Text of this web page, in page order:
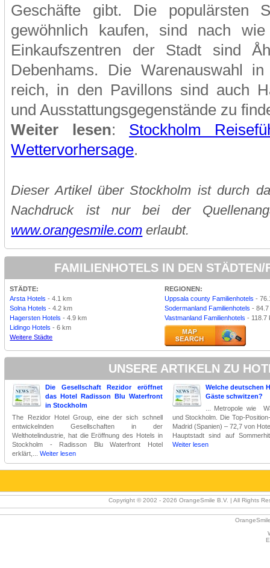
Geschäfte gibt. Die populärsten
gewöhnlich kaufen, sind nach
Einkaufszentren der Stadt sind
Debenhams. Die Warenauswahl
reich, in den Pavillons sind auch
und Ausstattungsgegenstände zu
Weiter lesen: Stockholm
Wettervorhersage.
Dieser Artikel über Stockholm ist durch
Nachdruck ist nur bei der
www.orangesmile.com erlaubt.
FAMILIENHOTELS IN DEN
STÄDTE:
Arsta Hotels - 4.1 km
Solna Hotels - 4.2 km
Hagersten Hotels - 4.9 km
Lidingo Hotels - 6 km
Weitere Städte
REGIONEN:
Uppsala county Familienhotels -
Sodermanland Familienhotels -
Vastmanland Familienhotels - 118.7
UNSERE ARTIKELN ZU
Die Gesellschaft Rezidor eröffnet
das Hotel Radisson Blu Waterfront
in Stockholm
The Rezidor Hotel Group, eine der sich schnell
entwickelnden Gesellschaften in der
Welthotelindustrie, hat die Eröffnung des Hotels in
Stockholm - Radisson Blu Waterfront Hotel
erklärt,...Weiter lesen
Welche deutschen
Gäste schwitzen?
... Metropole wie
und Stockholm. Die Top-
Madrid (Spanien) – 72,7 von
Hauptstadt sind auf
Weiter lesen
Copyright © 2002 - 2026 OrangeSmile B.V. | All Rights